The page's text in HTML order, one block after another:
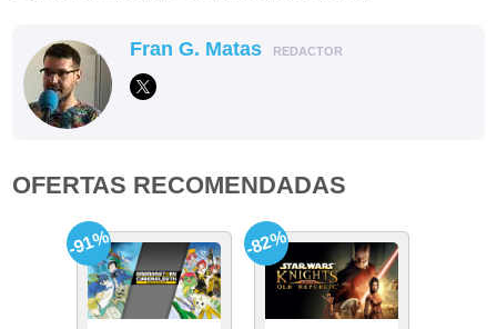
Fran G. Matas REDACTOR
OFERTAS RECOMENDADAS
-91% -82%